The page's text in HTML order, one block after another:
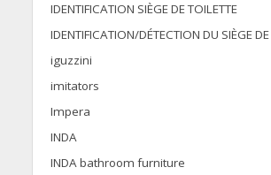
IDENTIFICATION SIÈGE DE TOILETTE
IDENTIFICATION/DÉTECTION DU SIÈGE
iguzzini
imitators
Impera
INDA
INDA bathroom furniture